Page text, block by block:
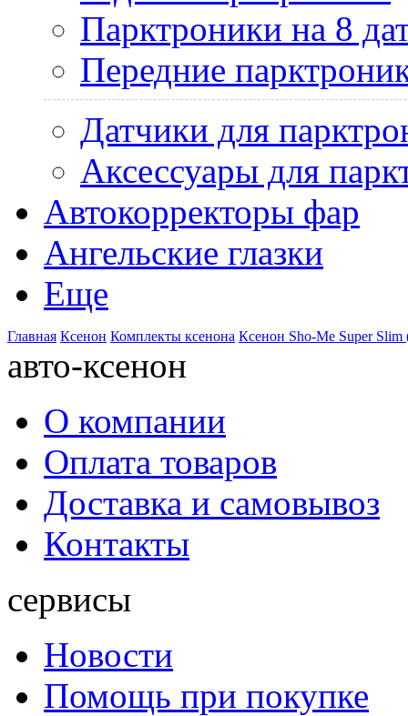
Парктроники на 8
Передние
Датчики для
Аксессуары для
Автокорректоры фар
Ангельские глазки
Еще
Главная Ксенон Комплекты ксенона Ксенон Sho-Me Super
авто-ксенон
О компании
Оплата товаров
Доставка и самовывоз
Контакты
сервисы
Новости
Помощь при покупке